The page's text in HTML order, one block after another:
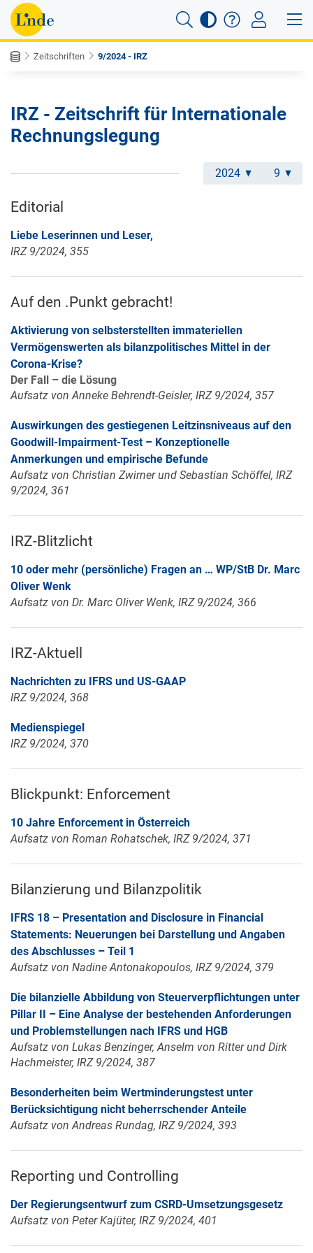
Zeitschriften 9/2024 - IRZ
IRZ - Zeitschrift für Internationale
Rechnungslegung
2024 9
Editorial
Liebe Leserinnen und Leser,
IRZ 9/2024, 355
Auf den .Punkt gebracht!
Aktivierung von selbsterstellten immateriellen
Vermögenswerten als bilanzpolitisches Mittel in der
Corona-Krise?
Der Fall – die Lösung
Aufsatz von Anneke Behrendt-Geisler, IRZ 9/2024, 357
Auswirkungen des gestiegenen Leitzinsniveaus auf den
Goodwill-Impairment-Test – Konzeptionelle
Anmerkungen und empirische Befunde
Aufsatz von Christian Zwirner und Sebastian Schöffel, IRZ
9/2024, 361
IRZ-Blitzlicht
10 oder mehr (persönliche) Fragen an … WP/StB Dr. Marc
Oliver Wenk
Aufsatz von Dr. Marc Oliver Wenk, IRZ 9/2024, 366
IRZ-Aktuell
Nachrichten zu IFRS und US-GAAP
IRZ 9/2024, 368
Medienspiegel
IRZ 9/2024, 370
Blickpunkt: Enforcement
10 Jahre Enforcement in Österreich
Aufsatz von Roman Rohatschek, IRZ 9/2024, 371
Bilanzierung und Bilanzpolitik
IFRS 18 – Presentation and Disclosure in Financial
Statements: Neuerungen bei Darstellung und Angaben
des Abschlusses – Teil 1
Aufsatz von Nadine Antonakopoulos, IRZ 9/2024, 379
Die bilanzielle Abbildung von Steuerverpflichtungen unter
Pillar II – Eine Analyse der bestehenden Anforderungen
und Problemstellungen nach IFRS und HGB
Aufsatz von Lukas Benzinger, Anselm von Ritter und Dirk
Hachmeister, IRZ 9/2024, 387
Besonderheiten beim Wertminderungstest unter
Berücksichtigung nicht beherrschender Anteile
Aufsatz von Andreas Rundag, IRZ 9/2024, 393
Reporting und Controlling
Der Regierungsentwurf zum CSRD-Umsetzungsgesetz
Aufsatz von Peter Kajüter, IRZ 9/2024, 401